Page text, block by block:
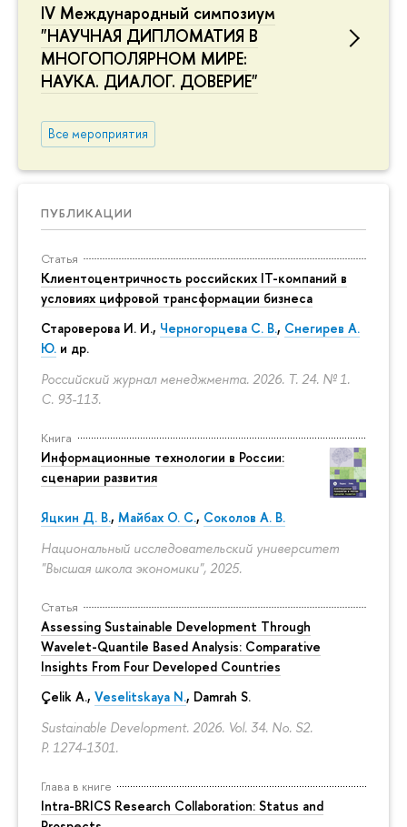
IV Международный симпозиум
"НАУЧНАЯ ДИПЛОМАТИЯ В
МНОГОПОЛЯРНОМ МИРЕ:
НАУКА. ДИАЛОГ. ДОВЕРИЕ"
Все мероприятия
ПУБЛИКАЦИИ
Статья
Клиентоцентричность российских IT-компаний в
условиях цифровой трансформации бизнеса
Староверова И. И., Черногорцева С. В., Снегирев А.
Ю. и др.
Российский журнал менеджмента. 2026. Т. 24. № 1.
С. 93-113.
Книга
Информационные технологии в России:
сценарии развития
Яцкин Д. В., Майбах О. С., Соколов А. В.
Национальный исследовательский университет
"Высшая школа экономики", 2025.
Статья
Assessing Sustainable Development Through
Wavelet-Quantile Based Analysis: Comparative
Insights From Four Developed Countries
Çelik A., Veselitskaya N., Damrah S.
Sustainable Development. 2026. Vol. 34. No. S2.
P. 1274-1301.
Глава в книге
Intra-BRICS Research Collaboration: Status and